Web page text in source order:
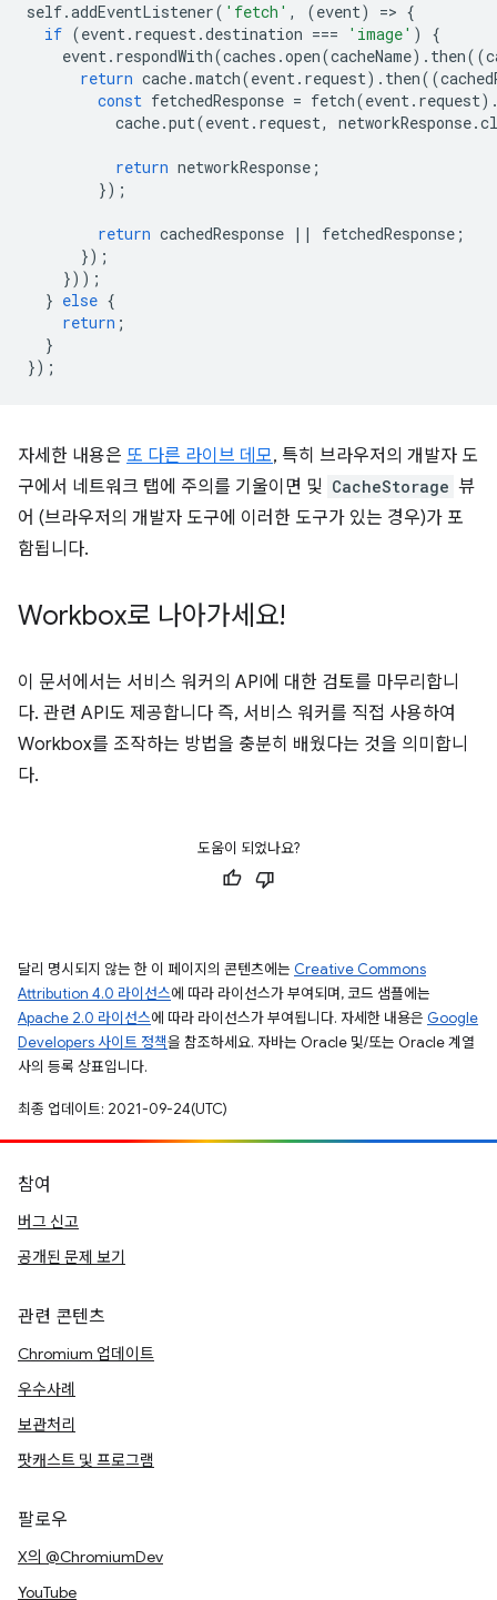
self.addEventListener( 'fetch' , (event) => {
if (event. request.destination === 'image' )
{
event. respondWith(caches .open(cacheName). then((
return cache.match(event. request). then((
const fetchedResponse = fetch(event. request
cache.put(event. request, networkResponse.
return networkResponse ;
});
return cachedResponse || fetchedResponse ;
});
}));
} else {
return ;
}
});
자세한 내용은 또 다른 라이브 데모, 특히 브라우저의 개발자 도
구에서 네트워크 탭에 주의를 기울이면 및 CacheStorage 뷰
어 (브라우저의 개발자 도구에 이러한 도구가 있는 경우)가 포
함됩니다.
Workbox로 나아가세요!
이 문서에서는 서비스 워커의 API에 대한 검토를 마무리합니
다. 관련 API도 제공합니다 즉, 서비스 워커를 직접 사용하여
Workbox를 조작하는 방법을 충분히 배웠다는 것을 의미합니
다.
도움이 되었나요?
달리 명시되지 않는 한 이 페이지의 콘텐츠에는 Creative Commons
Attribution 4.0 라이선스에 따라 라이선스가 부여되며, 코드 샘플에는
Apache 2.0 라이선스에 따라 라이선스가 부여됩니다. 자세한 내용은 Google
Developers 사이트 정책을 참조하세요. 자바는 Oracle 및/또는 Oracle 계열
사의 등록 상표입니다.
최종 업데이트: 2021-09-24(UTC)
참여
버그 신고
공개된 문제 보기
관련 콘텐츠
Chromium 업데이트
우수사례
보관처리
팟캐스트 및 프로그램
팔로우
X의 @ChromiumDev
YouTube